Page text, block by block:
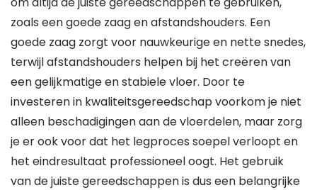
zoals een goede zaag en afstandshouders. Een
goede zaag zorgt voor nauwkeurige en nette snedes,
terwijl afstandshouders helpen bij het creëren van
een gelijkmatige en stabiele vloer. Door te
investeren in kwaliteitsgereedschap voorkom je niet
alleen beschadigingen aan de vloerdelen, maar zorg
je er ook voor dat het legproces soepel verloopt en
het eindresultaat professioneel oogt. Het gebruik
van de juiste gereedschappen is dus een belangrijke